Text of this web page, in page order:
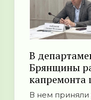
В
Брянщины
капремонта
В нем приняли